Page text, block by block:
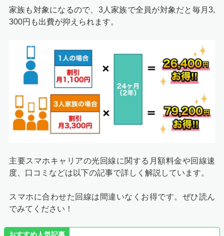
家族も対象になるので、3人家族で全員が対象だと毎月3,
300円も出費が抑えられます。
主要スマホキャリアの光回線に関する月額料金や回線速
度、口コミなどは以下の記事で詳しく解説しています。
スマホに合わせた回線は間違いなくお得です。ぜひ読ん
でみてください！